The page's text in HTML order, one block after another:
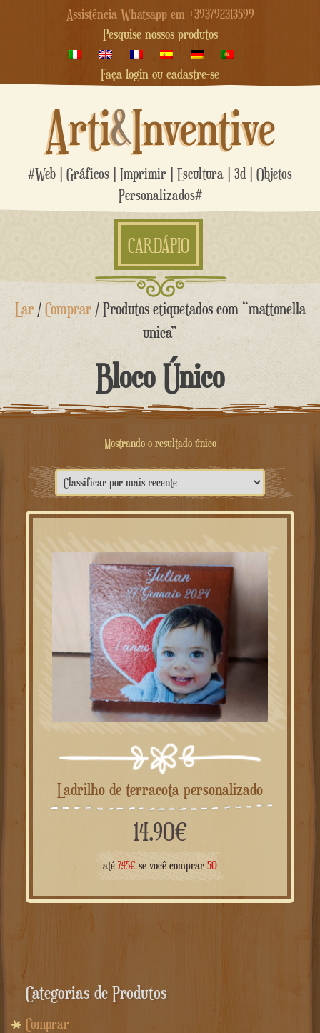
Assistência Whatsapp em +393792313599
Pesquise nossos produtos
Faça login ou cadastre-se
Arti&Inventive
#Web | Gráficos | Imprimir | Escultura | 3d | Objetos
Personalizados#
CARDÁPIO
Ir
para Lar/Comprar/ Produtos etiquetados com “mattonella
unica”
Bloco Único
Mostrando o resultado único
Ladrilho de terracota personalizado
14.90€
até 7.45€ se você comprar 50
Categorias de Produtos
Comprar